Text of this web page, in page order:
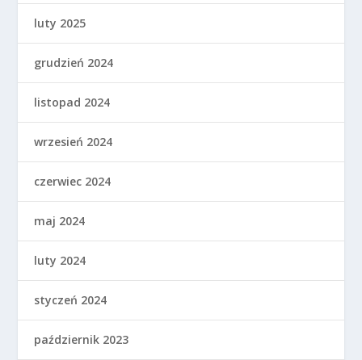
luty 2025
grudzień 2024
listopad 2024
wrzesień 2024
czerwiec 2024
maj 2024
luty 2024
styczeń 2024
październik 2023